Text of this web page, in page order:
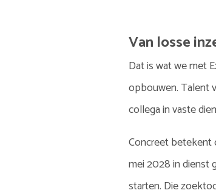
Van losse
Dat is wat we met
opbouwen. Talent
collega in vaste
Concreet betekent
mei 2028 in dienst
starten. Die